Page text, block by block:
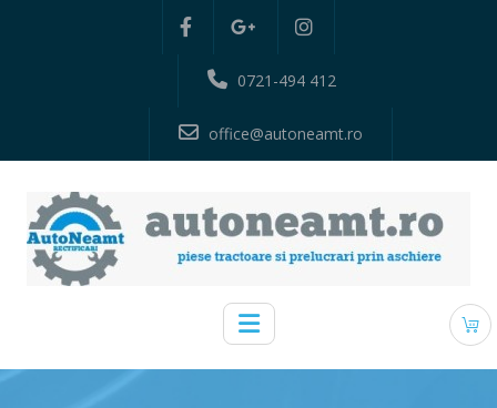
0721-494 412
office@autoneamt.ro